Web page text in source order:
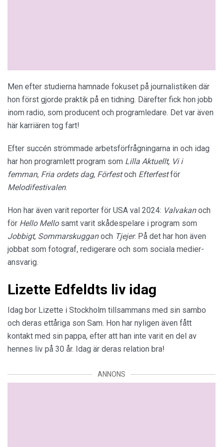
Men efter studierna hamnade fokuset på journalistiken där
hon först gjorde praktik på en tidning. Därefter fick hon jobb
inom radio, som producent och programledare. Det var även
här karriären tog fart!
Efter succén strömmade arbetsförfrågningarna in och idag
har hon programlett program som Lilla Aktuellt, Vi i
femman, Fria ordets dag, Förfestoch Efterfestför
Melodifestivalen.
Hon har även varit reporter för USA val 2024: Valvakanoch
för Hello Mello samt varit skådespelare i program som
Jobbigt, Sommarskugganoch Tjejer. På det har hon även
jobbat som fotograf, redigerare och som sociala medier-
ansvarig.
Lizette Edfeldts liv idag
Idag bor Lizette i Stockholm tillsammans med sin sambo
och deras ettåriga son Sam. Hon har nyligen även fått
kontakt med sin pappa, efter att han inte varit en del av
hennes liv på 30 år. Idag är deras relation bra!
ANNONS